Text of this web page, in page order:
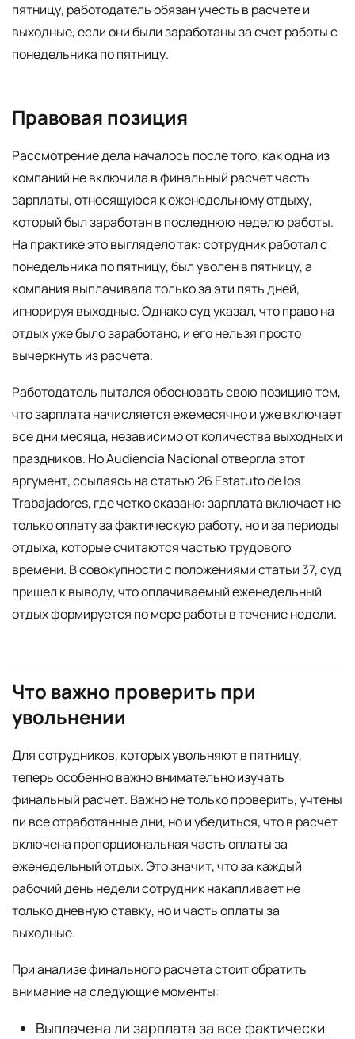
пятницу, работодатель обязан учесть в расчете и
выходные, если они были заработаны за счет работы с
понедельника по пятницу.
Правовая позиция
Рассмотрение дела началось после того, как одна из
компаний не включила в финальный расчет часть
зарплаты, относящуюся к еженедельному отдыху,
который был заработан в последнюю неделю работы.
На практике это выглядело так: сотрудник работал с
понедельника по пятницу, был уволен в пятницу, а
компания выплачивала только за эти пять дней,
игнорируя выходные. Однако суд указал, что право на
отдых уже было заработано, и его нельзя просто
вычеркнуть из расчета.
Работодатель пытался обосновать свою позицию тем,
что зарплата начисляется ежемесячно и уже включает
все дни месяца, независимо от количества выходных и
праздников. Но Audiencia Nacional отвергла этот
аргумент, ссылаясь на статью 26 Estatuto de los
Trabajadores, где четко сказано: зарплата включает не
только оплату за фактическую работу, но и за периоды
отдыха, которые считаются частью трудового
времени. В совокупности с положениями статьи 37, суд
пришел к выводу, что оплачиваемый еженедельный
отдых формируется по мере работы в течение недели.
Что важно проверить при
увольнении
Для сотрудников, которых увольняют в пятницу,
теперь особенно важно внимательно изучать
финальный расчет. Важно не только проверить, учтены
ли все отработанные дни, но и убедиться, что в расчет
включена пропорциональная часть оплаты за
еженедельный отдых. Это значит, что за каждый
рабочий день недели сотрудник накапливает не
только дневную ставку, но и часть оплаты за
выходные.
При анализе финального расчета стоит обратить
внимание на следующие моменты:
Выплачена ли зарплата за все фактически